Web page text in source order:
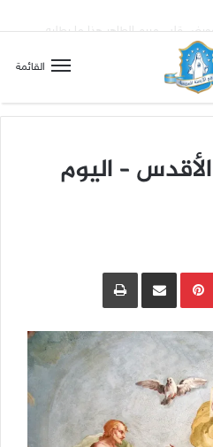
القائمة
– اليوم
Pinterestمشاركة عبر البريد طباعة